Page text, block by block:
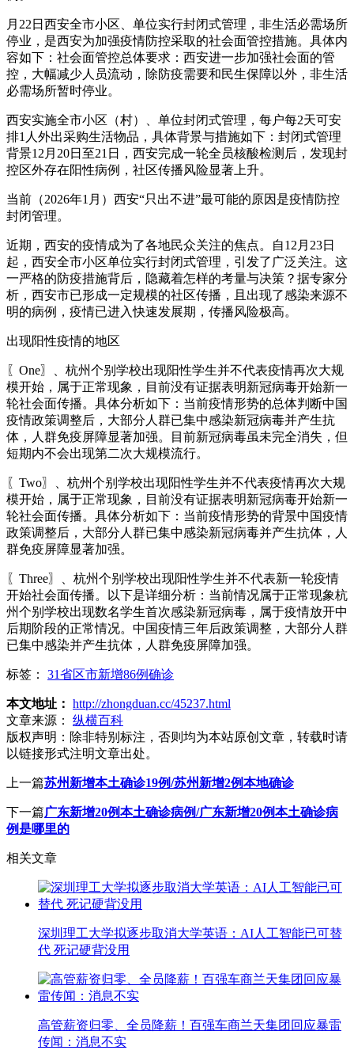
月22日西安全市小区、单位实行封闭式管理，非生活必需场所
停业，是西安为加强疫情防控采取的社会面管控措施。具体内
容如下：社会面管控总体要求：西安进一步加强社会面的管
控，大幅减少人员流动，除防疫需要和民生保障以外，非生活
必需场所暂时停业。
西安实施全市小区（村）、单位封闭式管理，每户每2天可安
排1人外出采购生活物品，具体背景与措施如下：封闭式管理
背景12月20日至21日，西安完成一轮全员核酸检测后，发现封
控区外存在阳性病例，社区传播风险显著上升。
当前（2026年1月）西安“只出不进”最可能的原因是疫情防控
封闭管理。
近期，西安的疫情成为了各地民众关注的焦点。自12月23日
起，西安全市小区单位实行封闭式管理，引发了广泛关注。这
一严格的防疫措施背后，隐藏着怎样的考量与决策？据专家分
析，西安市已形成一定规模的社区传播，且出现了感染来源不
明的病例，疫情已进入快速发展期，传播风险极高。
出现阳性疫情的地区
〖One〗、杭州个别学校出现阳性学生并不代表疫情再次大规
模开始，属于正常现象，目前没有证据表明新冠病毒开始新一
轮社会面传播。具体分析如下：当前疫情形势的总体判断中国
疫情政策调整后，大部分人群已集中感染新冠病毒并产生抗
体，人群免疫屏障显著加强。目前新冠病毒虽未完全消失，但
短期内不会出现第二次大规模流行。
〖Two〗、杭州个别学校出现阳性学生并不代表疫情再次大规
模开始，属于正常现象，目前没有证据表明新冠病毒开始新一
轮社会面传播。具体分析如下：当前疫情形势的背景中国疫情
政策调整后，大部分人群已集中感染新冠病毒并产生抗体，人
群免疫屏障显著加强。
〖Three〗、杭州个别学校出现阳性学生并不代表新一轮疫情
开始社会面传播。以下是详细分析：当前情况属于正常现象杭
州个别学校出现数名学生首次感染新冠病毒，属于疫情放开中
后期阶段的正常情况。中国疫情三年后政策调整，大部分人群
已集中感染并产生抗体，人群免疫屏障加强。
标签： 31省区市新增86例确诊
本文地址： http://zhongduan.cc/45237.html
文章来源：
纵横百科
版权声明： 除非特别标注，否则均为本站原创文章，转载时请
以链接形式注明文章出处。
上一篇苏州新增本土确诊19例/苏州新增2例本地确诊
下一篇广东新增20例本土确诊病例/广东新增20例本土确诊病
例是哪里的
相关文章
深圳理工大学拟逐步取消大学英语：AI人工智能已可替
代 死记硬背没用
高管薪资归零、全员降薪！百强车商兰天集团回应暴雷
传闻：消息不实